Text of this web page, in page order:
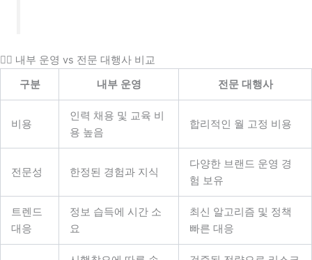
👇🏻 내부 운영 vs 전문 대행사 비교
구분
내부 운영 전문 대행사
비용
인력 채용 및 교육 비
용 높음
합리적인 월 고정 비용
전문성 한정된 경험과 지식
다양한 브랜드 운영 경
험 보유
트렌드
대응
정보 습득에 시간 소
요
최신 알고리즘 및 정책
빠른 대응